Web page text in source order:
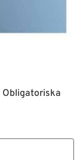
Obligatoriska